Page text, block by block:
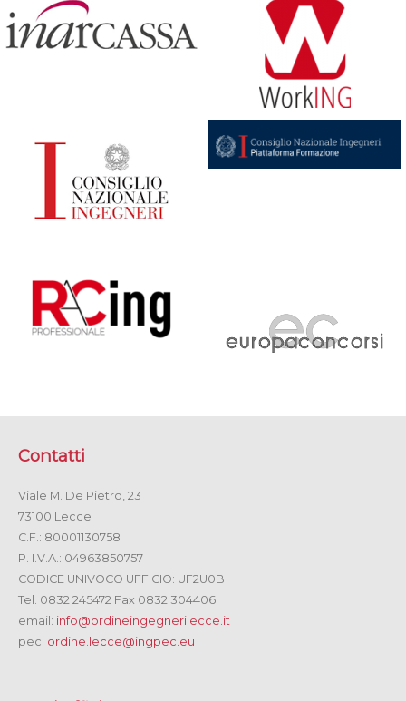
Contatti
Viale M. De Pietro, 23
73100 Lecce
C.F.: 80001130758
P. I.V.A.: 04963850757
CODICE UNIVOCO UFFICIO: UF2U0B
Tel. 0832 245472 Fax 0832 304406
email: info@ordineingegnerilecce.it
pec: ordine.lecce@ingpec.eu